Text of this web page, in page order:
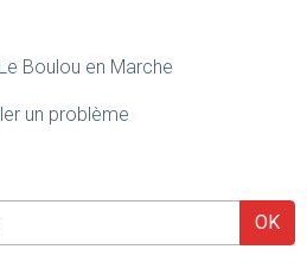
Boulou en Marche
un problème
OK